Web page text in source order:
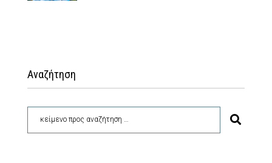
Αναζήτηση